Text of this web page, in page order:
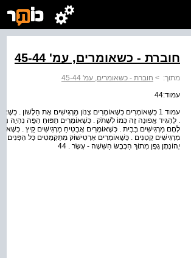
חוברת - כשאומרים, עמ' 45-44
מתוך: > חוברת - כשאומרים, עמ' 45-44
עמוד:44
עמוד 1 כְּשֶׁאוֹמְרִים כְּשֶׁאוֹמְרִים צְנוֹן מַרְגִישִׁים אֶת הַלָשׁוֹן .
. לְהַגִיד אֲפוּנָה זֶה כְּמוֹ לִשְׁתֹק . כְּשֶׁאוֹמְרִים תַפּוּחַ הַפֶּה נִהְיֶה
לֶחֶם מַרְגִישִׁים בַּבַּיִת . כְּשֶׁאוֹמְרִים אֲבַטִיחַ מַרְגִישִׁים קַיִץ .
מַרְגִישִׁים קְטַנִים . כְּשֶׁאוֹמְרִים אַרְטִישׁוֹק מִתְקַמְטִים כָּל הַפָּנִים .
יְהוֹנָתָן גֶפֶן מִתוֹךְ הַכֶּבֶשׂ הַשִׁשָׁה - עָשָׂר . 44